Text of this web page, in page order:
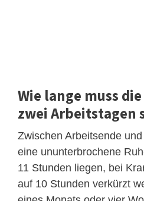
Wie lange muss
zwei Arbeitstagen
Zwischen Arbeitsende
eine ununterbrochene
11 Stunden liegen, bei
auf 10 Stunden verkürzt